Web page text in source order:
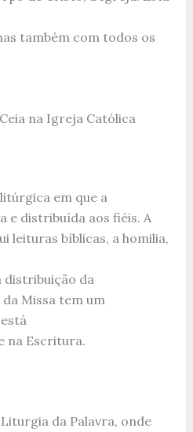
também com todos os
na Igreja Católica
em que a
e distribuída aos fiéis. A
leituras bíblicas, a homilia,
distribuição da
Missa tem um
na Escritura.
da Palavra, onde